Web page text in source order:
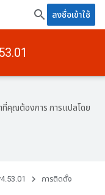
ลงชื่อเข้าใช้
ที่คุณต้องการ การแปลโดย
การติดตั้ง